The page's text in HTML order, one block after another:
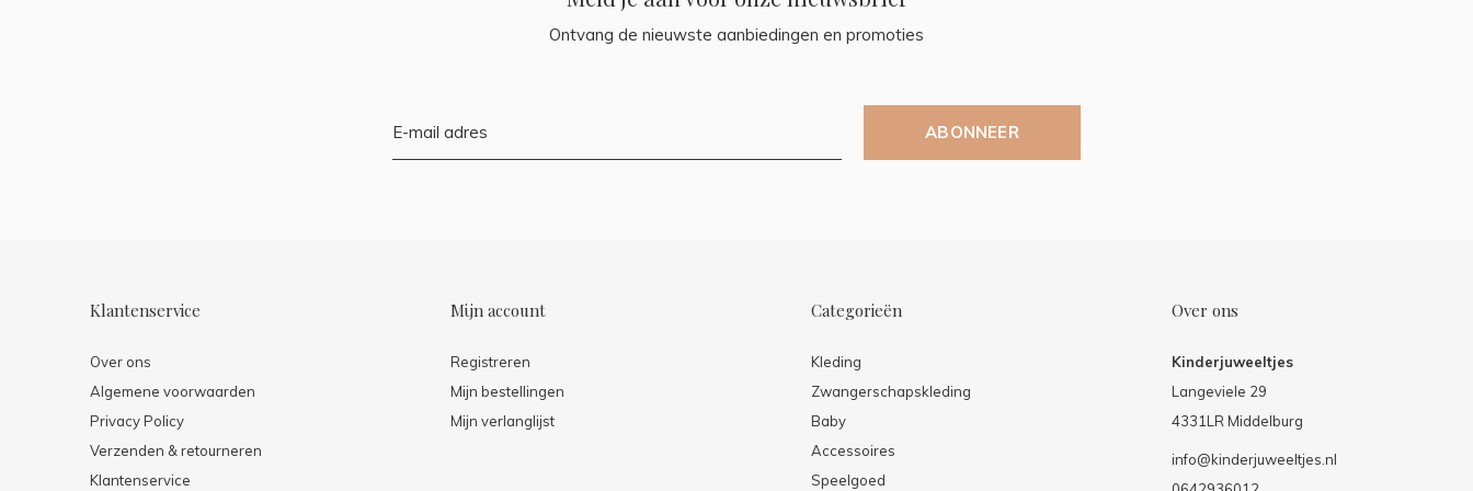
Ontvang de nieuwste aanbiedingen en promoties
ABONNEER
Klantenservice
Over ons
Algemene voorwaarden
Privacy Policy
Verzenden & retourneren
Klantenservice
Mijn account
Registreren
Mijn bestellingen
Mijn verlanglijst
Categorieën
Kleding
Zwangerschapskleding
Baby
Accessoires
Speelgoed
Over ons
Kinderjuweeltjes
Langeviele 29
4331LR Middelburg
info@kinderjuweeltjes.nl